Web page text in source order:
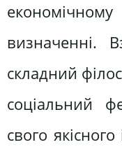
визначенні.
складний
соціальний
свого